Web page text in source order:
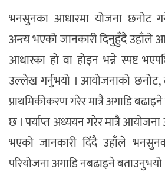
भनसुनका आधारमा योजना छनोट
अन्त्य भएको जानकारी दिनुहुँदै
आधारका हो वा होइन भन्ने स्पष्ट
उल्लेख गर्नुभयो । आयोजनाको छनोट,
प्राथमिकीकरण गरेर मात्रै अगाडि
छ । पर्याप्त अध्ययन गरेर मात्रै
भएको जानकारी दिँदै उहाँले
परियोजना अगाडि नबढाइने बताउनुभयो